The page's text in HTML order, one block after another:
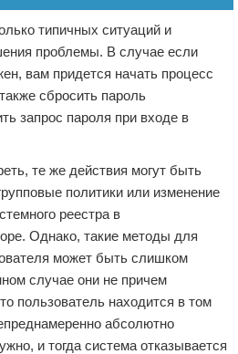
типичных ситуаций и
проблемы. В случае если
вам придется начать процесс
сбросить пароль
запрос пароля при входе в
те же действия могут быть
политики или изменение
реестра в
Однако, такие методы для
может быть слишком
случае они не причем
пользователь находится в том
абсолютно
и тогда система отказывается